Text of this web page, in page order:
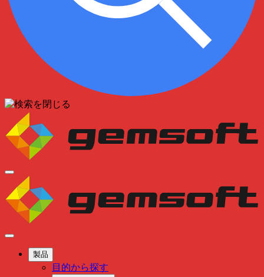
製品
目的から探す